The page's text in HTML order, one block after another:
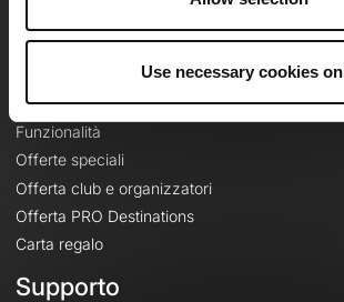
Use necessary cookies
Le Mag'
Mappe di base topografiche
Funzionalità
Offerte speciali
Offerta club e organizzatori
Offerta PRO Destinations
Carta regalo
Supporto